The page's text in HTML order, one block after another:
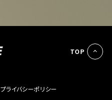
TOP
プライバシーポリシー